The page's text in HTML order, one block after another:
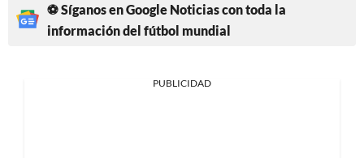
⚽ Síganos en Google Noticias con toda la
información del fútbol mundial
PUBLICIDAD